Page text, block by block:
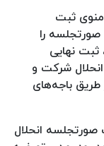
منوی ثبت
صورتجلسه را
ثبت نهایی
شرکت و
طریق باجه‌های
نتیجه ثبت صورتجلسه انحلال